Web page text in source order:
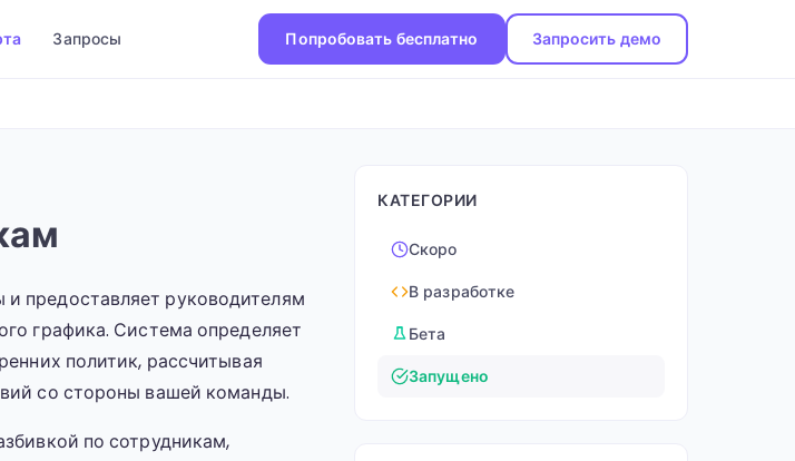
Запросы Попробовать бесплатно Запросить демо
предоставляет руководителям
графика. Система определяет
политик, рассчитывая
со стороны вашей команды.
по сотрудникам,
КАТЕГОРИИ
Скоро
В разработке
Бета
Запущено